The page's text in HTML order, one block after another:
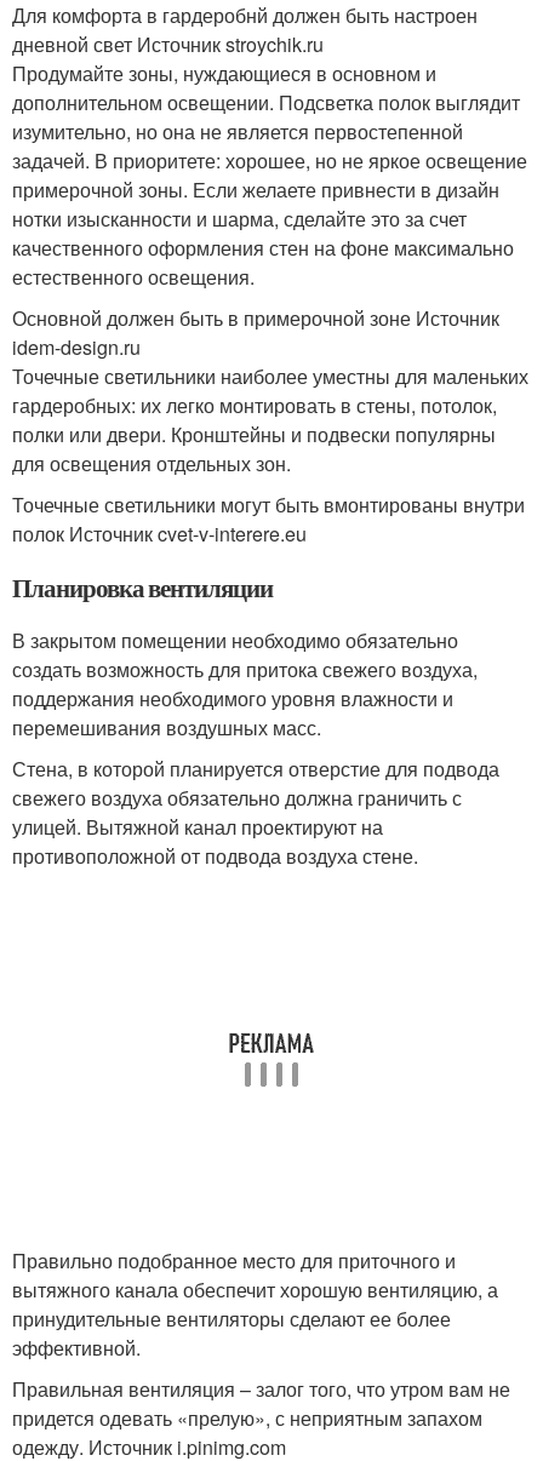
Для комфорта в гардеробнй должен быть настроен
дневной свет Источник stroychik.ru
Продумайте зоны, нуждающиеся в основном и
дополнительном освещении. Подсветка полок выглядит
изумительно, но она не является первостепенной
задачей. В приоритете: хорошее, но не яркое освещение
примерочной зоны. Если желаете привнести в дизайн
нотки изысканности и шарма, сделайте это за счет
качественного оформления стен на фоне максимально
естественного освещения.
Основной должен быть в примерочной зоне Источник
idem-design.ru
Точечные светильники наиболее уместны для маленьких
гардеробных: их легко монтировать в стены, потолок,
полки или двери. Кронштейны и подвески популярны
для освещения отдельных зон.
Точечные светильники могут быть вмонтированы внутри
полок Источник cvet-v-interere.eu
Планировка вентиляции
В закрытом помещении необходимо обязательно
создать возможность для притока свежего воздуха,
поддержания необходимого уровня влажности и
перемешивания воздушных масс.
Стена, в которой планируется отверстие для подвода
свежего воздуха обязательно должна граничить с
улицей. Вытяжной канал проектируют на
противоположной от подвода воздуха стене.
Правильно подобранное место для приточного и
вытяжного канала обеспечит хорошую вентиляцию, а
принудительные вентиляторы сделают ее более
эффективной.
Правильная вентиляция – залог того, что утром вам не
придется одевать «прелую», с неприятным запахом
одежду. Источник i.pinimg.com